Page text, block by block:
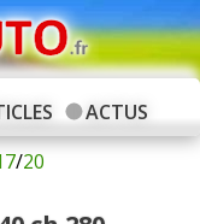
ACTUS
/20